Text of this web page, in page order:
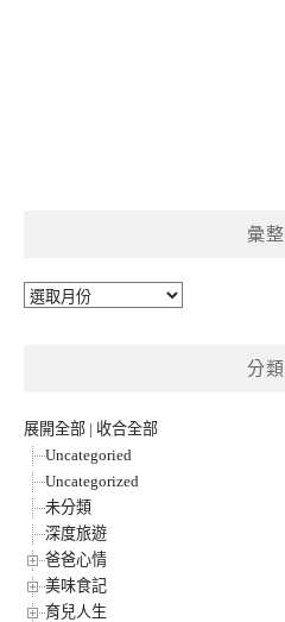
彙整
彙
分類
展開全部 | 收合全部
Uncategoried
Uncategorized
未分類
深度旅遊
爸爸心情
美味食記
育兒人生